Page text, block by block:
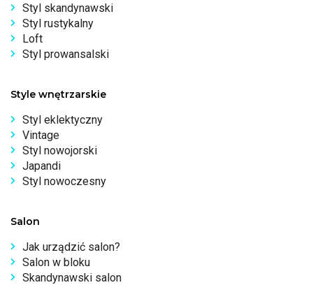
Styl skandynawski
Styl rustykalny
Loft
Styl prowansalski
Style wnętrzarskie
Styl eklektyczny
Vintage
Styl nowojorski
Japandi
Styl nowoczesny
Salon
Jak urządzić salon?
Salon w bloku
Skandynawski salon